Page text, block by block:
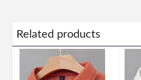
Related products